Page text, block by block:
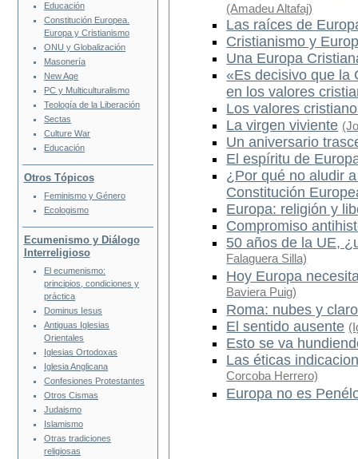
(Amadeu Altafaj)
Las raíces de
Cristianismo y
Una Europa
«Es decisivo que la
en los valores
Los valores
La virgen viviente
Un aniversario
El espíritu de
¿Por qué no aludir
Constitución
Europa: religión y
Compromiso
50 años de la UE,
Falaguera Silla)
Hoy Europa
Baviera Puig)
Roma: nubes y
El sentido ausente
Esto se va
Las éticas
Corcoba Herrero)
Europa no es
Educación
Constitución Europea.
Europa y Cristianismo
ONU y Globalización
Masonería
New Age
PC y Multiculturalismo
Teología de la Liberación
Sectas
Culture War
Educación
Otros Tópicos
Feminismo y Género
Ecologismo
Ecumenismo y Diálogo
Interreligioso
El ecumenismo:
principios, condiciones y
práctica
Dominus Iesus
Antiguas Iglesias
Orientales
Iglesias Ortodoxas
Iglesia Anglicana
Confesiones Protestantes
Otros Cismas
Judaismo
Islamismo
Otras tradiciones
religiosas